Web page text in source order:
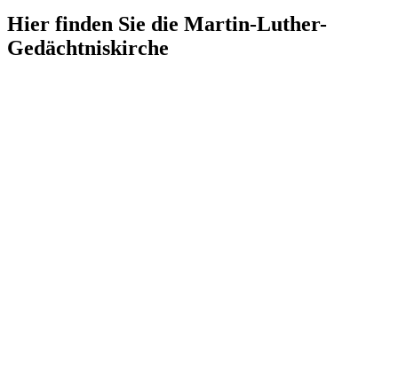
Hier finden Sie die Martin-Luther-
Gedächtniskirche